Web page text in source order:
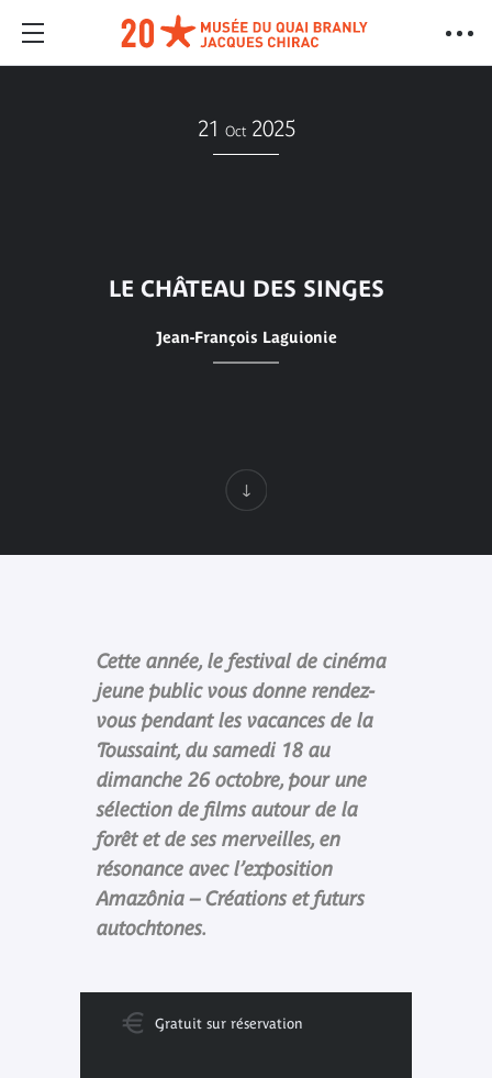
21 Oct 2025
LE CHÂTEAU DES SINGES
Jean-François Laguionie
Cette année, le festival de cinéma
jeune public vous donne rendez-
vous pendant les vacances de la
Toussaint, du samedi 18 au
dimanche 26 octobre, pour une
sélection de films autour de la
forêt et de ses merveilles, en
résonance avec l’exposition
Amazônia – Créations et futurs
autochtones.
Gratuit sur réservation